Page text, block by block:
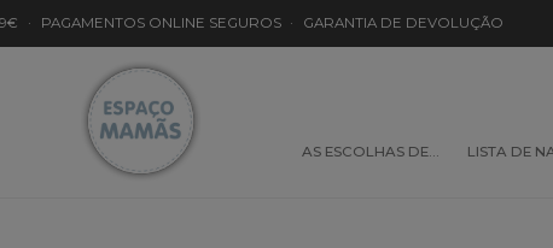
· PAGAMENTOS ONLINE SEGUROS · GARANTIA DE DEVOLUÇÃO
AS ESCOLHAS DE… LISTA DE